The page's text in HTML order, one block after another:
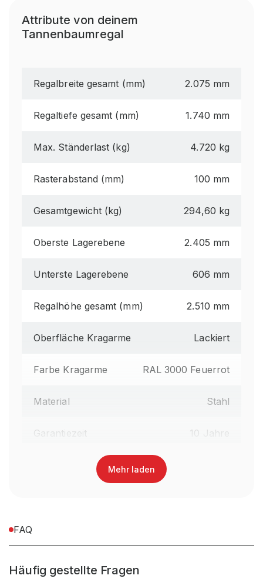
Attribute von deinem
Tannenbaumregal
Regalbreite gesamt (mm) 2.075 mm
Regaltiefe gesamt (mm) 1.740 mm
Max. Ständerlast (kg) 4.720 kg
Rasterabstand (mm) 100 mm
Gesamtgewicht (kg) 294,60 kg
Oberste Lagerebene 2.405 mm
Unterste Lagerebene 606 mm
Regalhöhe gesamt (mm) 2.510 mm
Oberfläche Kragarme Lackiert
Farbe Kragarme RAL 3000 Feuerrot
Material Stahl
Garantiezeit 10 Jahre
Brancheneignung
Holzhandel, Handwerk &
Werkstatt, Industrie &
Staplerbedienung geeignet
Montageart
Mehr laden
FAQ
Häufig gestellte Fragen